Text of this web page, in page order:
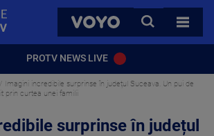
VOYO
CAUTA
TOATE
PROTV NEWS LIVE
Imagini incredibile surprinse în județul Suceava. Un pui de
prin curtea unei familii
surprinse în județul